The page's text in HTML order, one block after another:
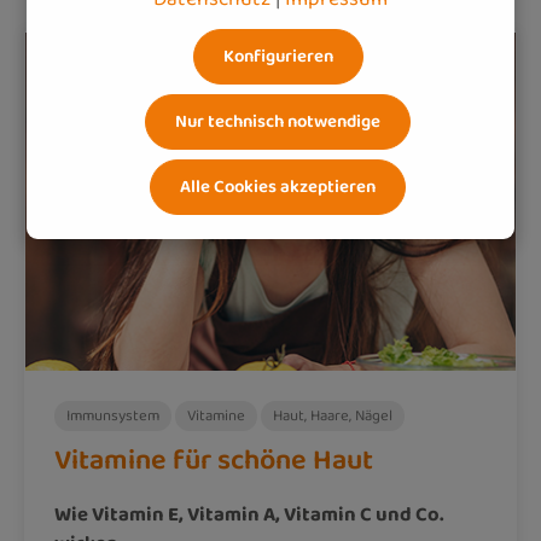
Immunsystem Vitamine Haut, Haare, Nägel
Vitamine für schöne Haut
Wie Vitamin E, Vitamin A, Vitamin C und Co.
Nur technisch notwendige
Konfigurieren
Alle Cookies akzeptieren